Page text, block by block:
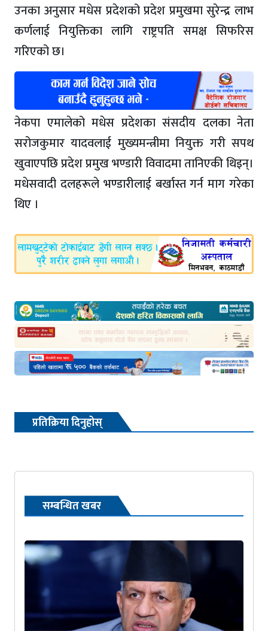
उनका अनुसार मधेस प्रदेशको प्रदेश प्रमुखमा सुरेन्द्र लाभ
कर्णलाई नियुक्तिका लागि राष्ट्रपति समक्ष सिफरिस
गरिएको छ।
नेकपा एमालेको मधेस प्रदेशका संसदीय दलका नेता
सरोजकुमार यादवलाई मुख्यमन्त्रीमा नियुक्त गरी सपथ
खुवाएपछि प्रदेश प्रमुख भण्डारी विवादमा तानिएकी थिइन्।
मधेसवादी दलहरूले भण्डारीलाई बर्खास्त गर्न माग गरेका
थिए ।
प्रतिक्रिया दिनुहोस्
सम्बन्धित खबर